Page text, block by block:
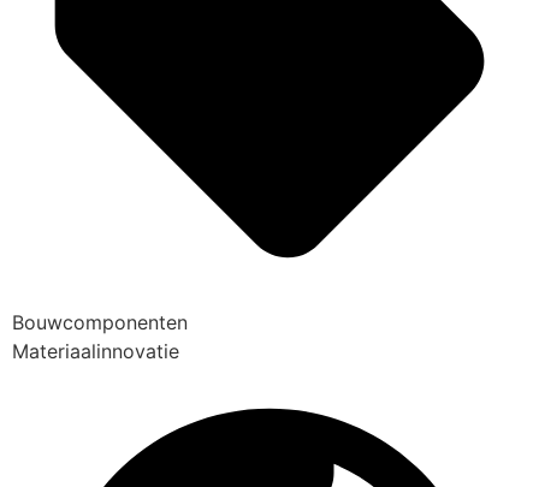
Bouwcomponenten
Materiaalinnovatie